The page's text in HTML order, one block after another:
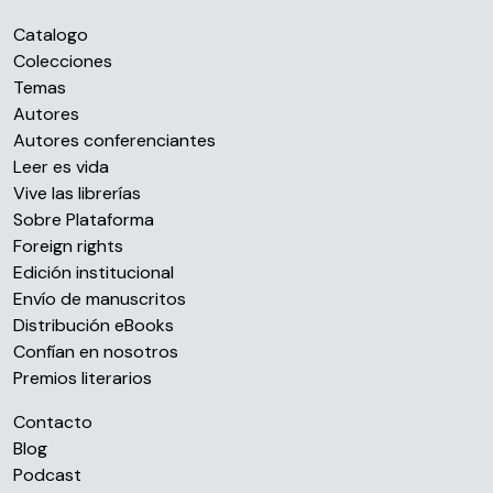
Catalogo
Colecciones
Temas
Autores
Autores conferenciantes
Leer es vida
Vive las librerías
Sobre Plataforma
Foreign rights
Edición institucional
Envío de manuscritos
Distribución eBooks
Confían en nosotros
Premios literarios
Contacto
Blog
Podcast